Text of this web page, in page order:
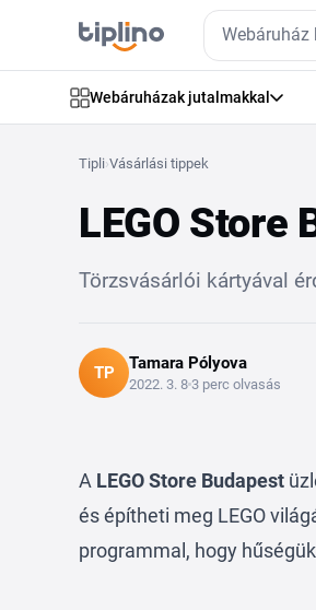
Webáruházak jutalmakkal
Tipli›Vásárlási tippek
LEGO Store
Törzsvásárlói kártyával
TP Tamara Pólyova
2022. 3. 8 3 perc olvasás
A LEGO Store Budapest
és építheti meg LEGO
programmal, hogy